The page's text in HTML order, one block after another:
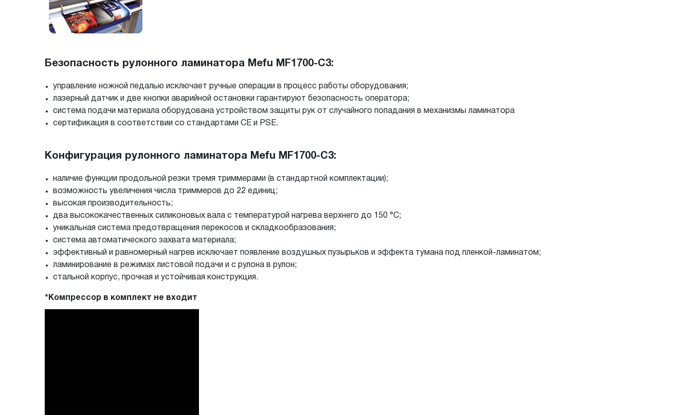
Безопасность рулонного ламинатора Mefu MF1700-C3:
управление ножной педалью исключает ручные операции в процесс работы оборудования;
лазерный датчик и две кнопки аварийной остановки гарантируют безопасность оператора;
система подачи материала оборудована устройством защиты рук от случайного попадания в механизмы ламинатора
сертификация в соответствии со стандартами CE и PSE.
Конфигурация рулонного ламинатора Mefu MF1700-C3:
наличие функции продольной резки тремя триммерами (в стандартной комплектации);
возможность увеличения числа триммеров до 22 единиц;
высокая производительность;
два высококачественных силиконовых вала с температурой нагрева верхнего до 150 °С;
уникальная система предотвращения перекосов и складкообразования;
система автоматического захвата материала;
эффективный и равномерный нагрев исключает появление воздушных пузырьков и эффекта тумана под пленкой-ламинатом;
ламинирование в режимах листовой подачи и с рулона в рулон;
стальной корпус, прочная и устойчивая конструкция.
*Компрессор в комплект не входит